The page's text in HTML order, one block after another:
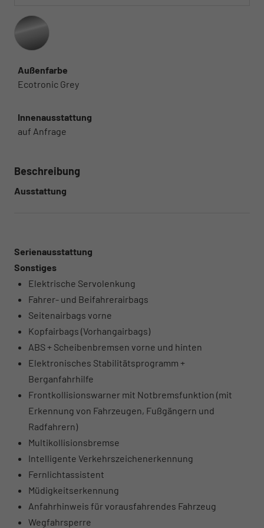
Außenfarbe
Ecotronic Grey
Innenausstattung
auf Anfrage
Beschreibung
Ausstattung
Serienausstattung
Sonstiges
Elektrische Servolenkung
Fahrer- und Beifahrerairbags
Seitenairbags vorne
Kopfairbags (Vorhangairbags)
ABS + Scheibenbremsen vorne und hinten
Elektronisches Stabilitätsprogramm +
Berganfahrhilfe
Frontkollisionswarner mit Notbremsfunktion (mit
Erkennung von Fahrzeugen, Fußgängern und
Radfahrern)
Multikollisionsbremse
Intelligente Verkehrszeichenerkennung
Fernlichtassistent
Müdigkeitserkennung
Anfahrhinweis für vorausfahrendes Fahrzeug
Wegfahrsperre